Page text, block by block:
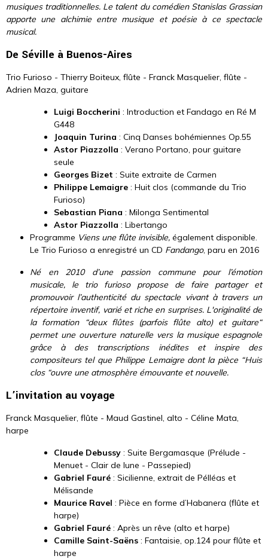
musiques traditionnelles. Le talent du comédien Stanislas Grassian
apporte une alchimie entre musique et poésie à ce spectacle
musical.
De Séville à Buenos-Aires
Trio Furioso - Thierry Boiteux, flûte - Franck Masquelier, flûte -
Adrien Maza, guitare
Luigi Boccherini : Introduction et Fandago en Ré M
G448
Joaquin Turina : Cinq Danses bohémiennes Op.55
Astor Piazzolla : Verano Portano, pour guitare
seule
Georges Bizet : Suite extraite de Carmen
Philippe Lemaigre : Huit clos (commande du Trio
Furioso)
Sebastian Piana : Milonga Sentimental
Astor Piazzolla : Libertango
Programme Viens une flûte invisible, également disponible.
Le Trio Furioso a enregistré un CD Fandango, paru en 2016
Né en 2010 d’une passion commune pour l’émotion
musicale, le trio furioso propose de faire partager et
promouvoir l’authenticité du spectacle vivant à travers un
répertoire inventif, varié et riche en surprises. L'originalité de
la formation “deux flûtes (parfois flûte alto) et guitare“
permet une ouverture naturelle vers la musique espagnole
grâce à des transcriptions inédites et inspire des
compositeurs tel que Philippe Lemaigre dont la pièce “Huis
clos “ouvre une atmosphère émouvante et nouvelle.
L’invitation au voyage
Franck Masquelier, flûte - Maud Gastinel, alto - Céline Mata,
harpe
Claude Debussy : Suite Bergamasque (Prélude -
Menuet - Clair de lune - Passepied)
Gabriel Fauré : Sicilienne, extrait de Pélléas et
Mélisande
Maurice Ravel : Pièce en forme d’Habanera (flûte et
harpe)
Gabriel Fauré : Après un rêve (alto et harpe)
Camille Saint-Saëns : Fantaisie, op.124 pour flûte et
harpe